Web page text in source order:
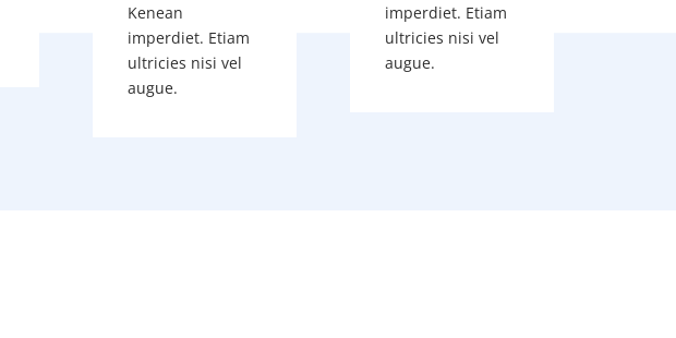
Kenean
imperdiet. Etiam
ultricies nisi vel
augue.
imperdiet. Etiam
ultricies nisi vel
augue.